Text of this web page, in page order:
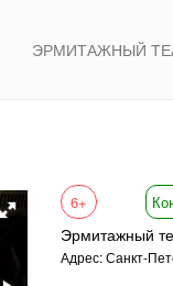
ЭРМИТАЖНЫЙ
6+
Эрмитажный
Адрес: Санкт-